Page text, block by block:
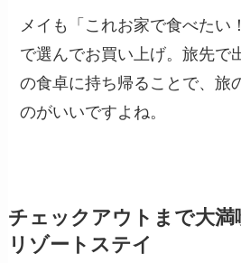
メイも「これお家で食べたい
で選んでお買い上げ。旅先で
の食卓に持ち帰ることで、旅
のがいいですよね。
チェックアウトまで大満
リゾートステイ